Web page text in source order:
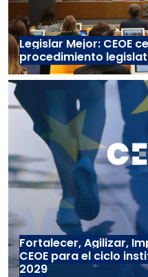
Legislar Mejor: CEOE
procedimiento
Fortalecer, Agilizar,
CEOE para el ciclo
2029